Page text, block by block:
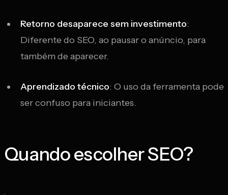
Retorno desaparece sem investimento:
Diferente do SEO, ao pausar o anúncio, para
também de aparecer.
Aprendizado técnico: O uso da ferramenta pode
ser confuso para iniciantes.
Quando escolher SEO?